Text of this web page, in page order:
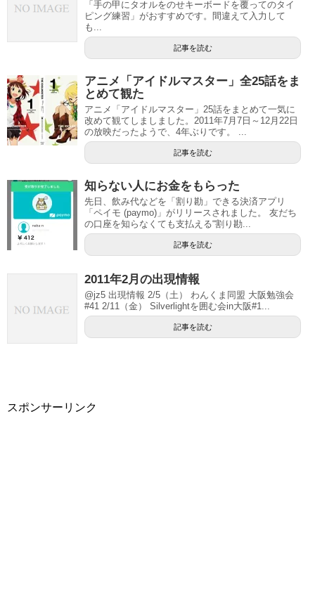
「手の甲にタオルをのせキーボードを覆ってのタイ
ピング練習」がおすすめです。間違えて入力して
も...
記事を読む
アニメ「アイドルマスター」全25話をま
とめて観た
アニメ「アイドルマスター」25話をまとめて一気に
改めて観てしましました。2011年7月7日～12月22日
の放映だったようで、4年ぶりです。 ...
記事を読む
知らない人にお金をもらった
先日、飲み代などを「割り勘」できる決済アプリ
「ペイモ (paymo)」がリリースされました。 友だち
の口座を知らなくても支払える“割り勘...
記事を読む
2011年2月の出現情報
@jz5 出現情報 2/5（土） わんくま同盟 大阪勉強会
#41 2/11（金） Silverlightを囲む会in大阪#1...
記事を読む
スポンサーリンク